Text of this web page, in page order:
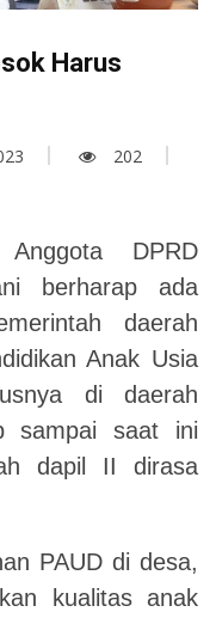
Harus
202
DPRD
berharap ada
daerah
Anak Usia
di daerah
sampai saat ini
dapil II dirasa
PAUD di desa,
kualitas anak